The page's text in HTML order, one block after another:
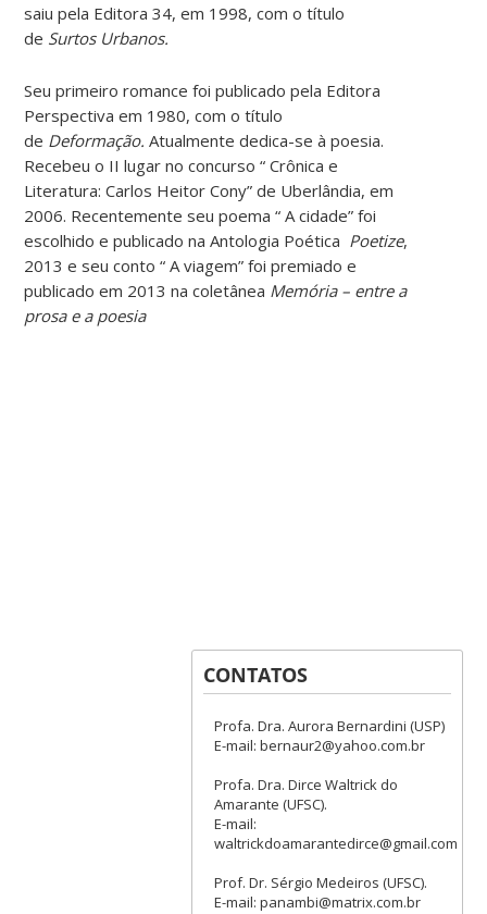
saiu pela Editora 34, em 1998, com o título
de Surtos Urbanos.
Seu primeiro romance foi publicado pela Editora
Perspectiva em 1980, com o título
de Deformação. Atualmente dedica-se à poesia.
Recebeu o II lugar no concurso “ Crônica e
Literatura: Carlos Heitor Cony” de Uberlândia, em
2006. Recentemente seu poema “ A cidade” foi
escolhido e publicado na Antologia Poética Poetize,
2013 e seu conto “ A viagem” foi premiado e
publicado em 2013 na coletânea Memória – entre a
prosa e a poesia
CONTATOS
Profa. Dra. Aurora Bernardini (USP)
E-mail: bernaur2@yahoo.com.br
Profa. Dra. Dirce Waltrick do
Amarante (UFSC).
E-mail:
waltrickdoamarantedirce@gmail.com
Prof. Dr. Sérgio Medeiros (UFSC).
E-mail: panambi@matrix.com.br